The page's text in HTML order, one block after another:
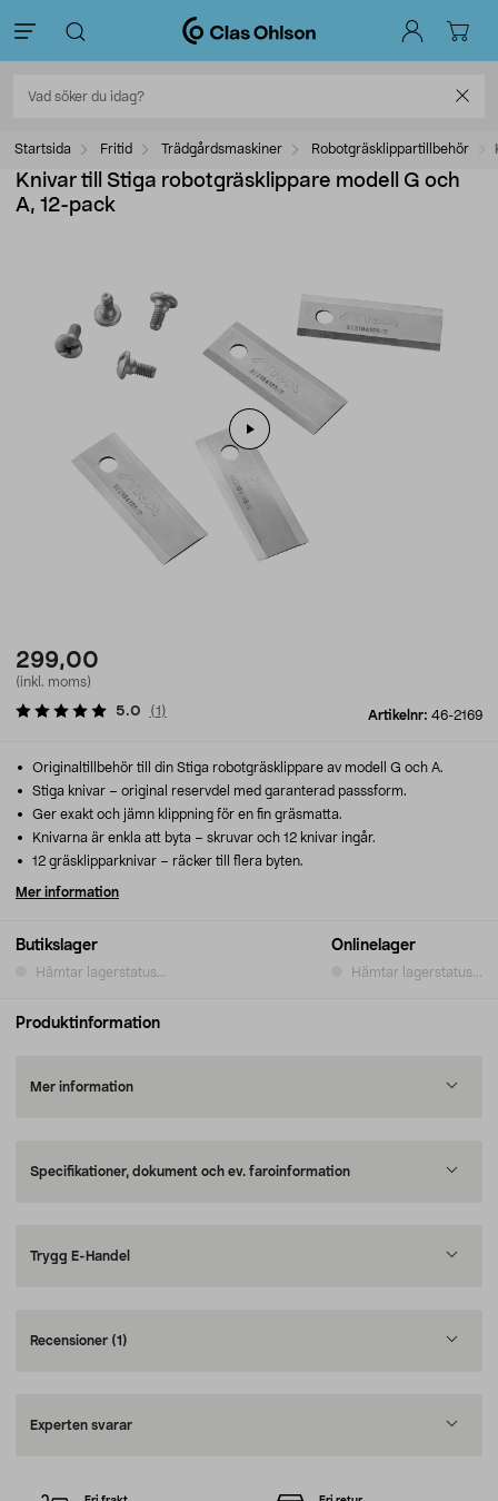
Startsida Fritid Trädgårdsmaskiner Robotgräsklippartillbehör
Knivar till Stiga robotgräsklippare modell G och
A, 12-pack
299,00
(inkl. moms)
Artikelnr: 46-2169
5.0 (1 )
Butikslager
Hämtar lagerstatus...
Onlinelager
Hämtar lagerstatus...
Originaltillbehör till din Stiga robotgräsklippare av modell G och A.
Stiga knivar – original reservdel med garanterad passsform.
Ger exakt och jämn klippning för en fin gräsmatta.
Knivarna är enkla att byta – skruvar och 12 knivar ingår.
12 gräsklipparknivar – räcker till flera byten.
Mer information
Produktinformation
Mer information
Specifikationer, dokument och ev. faroinformation
Trygg E-Handel
Recensioner (1)
Experten svarar